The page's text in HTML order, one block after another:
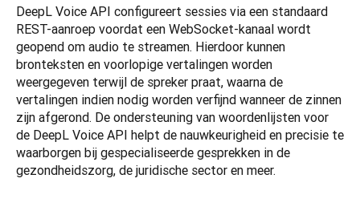
DeepL Voice API configureert sessies via een standaard
REST-aanroep voordat een WebSocket-kanaal wordt
geopend om audio te streamen. Hierdoor kunnen
bronteksten en voorlopige vertalingen worden
weergegeven terwijl de spreker praat, waarna de
vertalingen indien nodig worden verfijnd wanneer de zinnen
zijn afgerond. De ondersteuning van woordenlijsten voor
de DeepL Voice API helpt de nauwkeurigheid en precisie te
waarborgen bij gespecialiseerde gesprekken in de
gezondheidszorg, de juridische sector en meer.